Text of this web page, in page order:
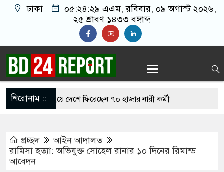
ঢাকা ০৫:২৪:৩০ এএম, রবিবার, ০৯ অগাস্ট ২০২৬,
২৫ শ্রাবণ ১৪৩৩ বঙ্গাব্দ
শিরোনাম ::
শিকার হয়ে দেশে ফিরেছেন ৭০ হাজার নারী কর্মী
আক্র’ম’ণা’ত্ম’ক বক্তব্য ব’ন্ধ করুন : জামায়াত
প্রচ্ছদ
আইন আদালত
রামিসা হত্যা: অভিযুক্ত সোহেল রানার ১০ দিনের রিমান্ড
আবেদন